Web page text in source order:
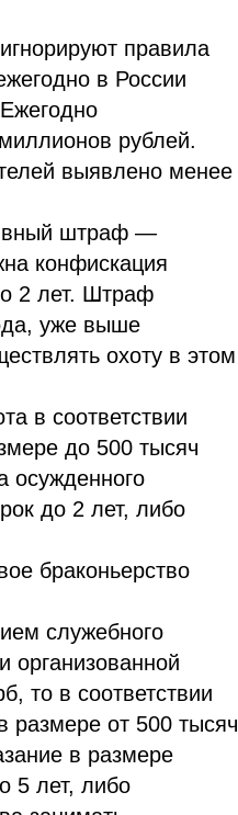
правила
в России
рублей.
выявлено менее
штраф —
конфискация
2 лет. Штраф
уже выше
охоту в этом
в соответствии
до 500 тысяч
осужденного
до 2 лет, либо
браконьерство
служебного
организованной
то в соответствии
размере от 500 тысяч
в размере
5 лет, либо